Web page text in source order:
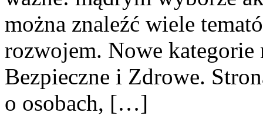
można znaleźć wiele
rozwojem. Nowe
Bezpieczne i Zdrowe.
o osobach, […]